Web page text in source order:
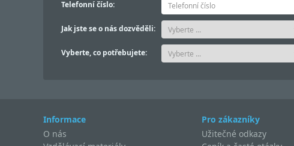
Telefonní číslo:
Jak jste se o nás dozvěděli:
Vyberte, co potřebujete:
Informace
O nás
Pro zákazníky
Užitečné odkazy